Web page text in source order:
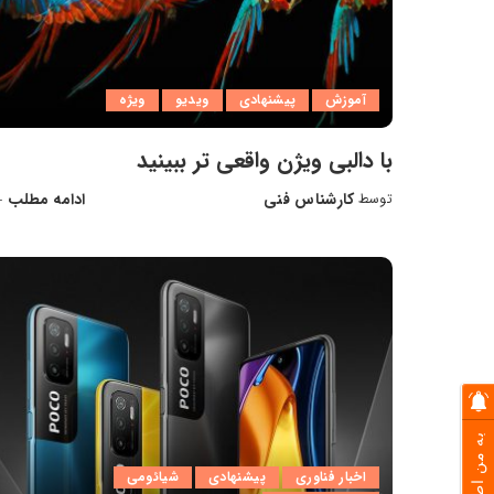
آموزش پیشنهادی ویدیو ویژه
با دالبی ویژن واقعی تر ببینید
ارسال
توسطکارشناس فنی ادامه مطلب
اخبار فناوری پیشنهادی
شیائومی